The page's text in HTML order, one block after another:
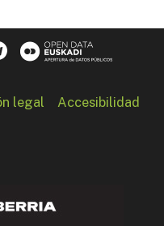
legal Accesibilidad